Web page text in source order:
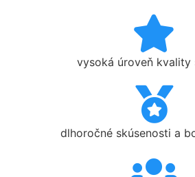
vysoká úroveň kvality
dlhoročné skúsenosti a